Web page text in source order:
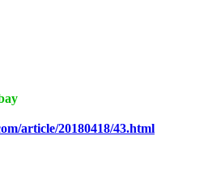
article/20180418/43.html